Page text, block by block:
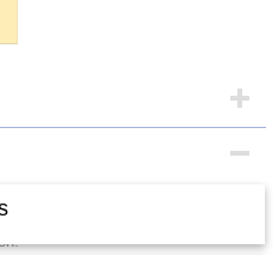
sleutels van Thule.